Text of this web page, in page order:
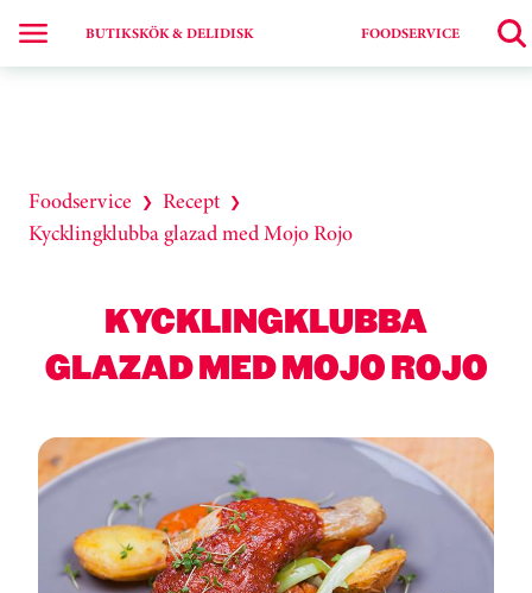
BUTIKSKÖK & DELIDISK FOODSERVICE
Foodservice ❯ Recept ❯
Kycklingklubba glazad med Mojo Rojo
KYCKLINGKLUBBA
GLAZAD MED MOJO ROJO